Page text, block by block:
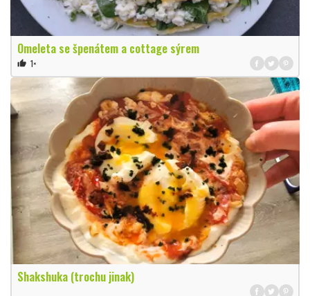
Omeleta se špenátem a cottage sýrem
thumb_up 1×
Shakshuka (trochu jinak)